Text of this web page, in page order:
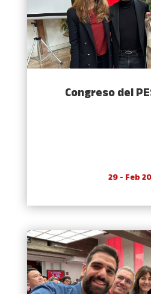
Congreso del
29 - Feb